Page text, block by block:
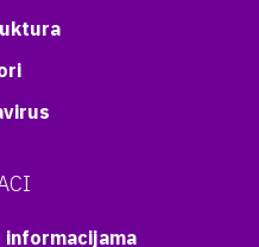
informacijama